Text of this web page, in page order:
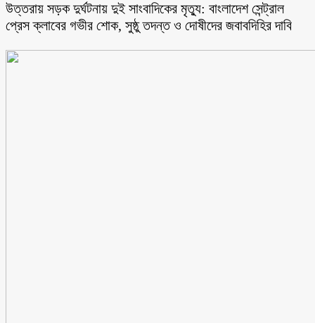
উত্তরায় সড়ক দুর্ঘটনায় দুই সাংবাদিকের মৃত্যু: বাংলাদেশ সেন্ট্রাল
প্রেস ক্লাবের গভীর শোক, সুষ্ঠু তদন্ত ও দোষীদের জবাবদিহির দাবি